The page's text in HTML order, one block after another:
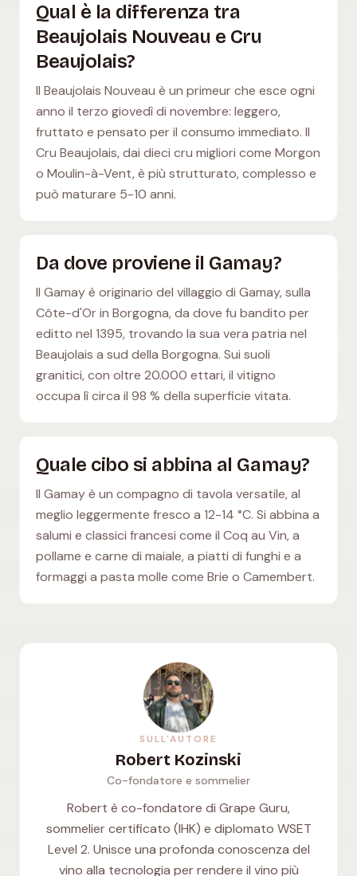
Qual è la differenza tra
Beaujolais Nouveau e Cru
Beaujolais?
Il Beaujolais Nouveau è un primeur che esce ogni
anno il terzo giovedì di novembre: leggero,
fruttato e pensato per il consumo immediato. Il
Cru Beaujolais, dai dieci cru migliori come Morgon
o Moulin-à-Vent, è più strutturato, complesso e
può maturare 5-10 anni.
Da dove proviene il Gamay?
Il Gamay è originario del villaggio di Gamay, sulla
Côte-d'Or in Borgogna, da dove fu bandito per
editto nel 1395, trovando la sua vera patria nel
Beaujolais a sud della Borgogna. Sui suoli
granitici, con oltre 20.000 ettari, il vitigno
occupa lì circa il 98 % della superficie vitata.
Quale cibo si abbina al Gamay?
Il Gamay è un compagno di tavola versatile, al
meglio leggermente fresco a 12-14 °C. Si abbina a
salumi e classici francesi come il Coq au Vin, a
pollame e carne di maiale, a piatti di funghi e a
formaggi a pasta molle come Brie o Camembert.
SULL'AUTORE
Robert Kozinski
Co-fondatore e sommelier
Robert è co-fondatore di Grape Guru,
sommelier certificato (IHK) e diplomato WSET
Level 2. Unisce una profonda conoscenza del
vino alla tecnologia per rendere il vino più